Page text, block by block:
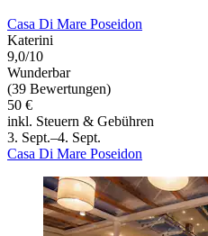
Casa Di Mare Poseidon
Katerini
9,0/10
Wunderbar
(39 Bewertungen)
50 €
inkl. Steuern & Gebühren
3. Sept.–4. Sept.
Casa Di Mare Poseidon